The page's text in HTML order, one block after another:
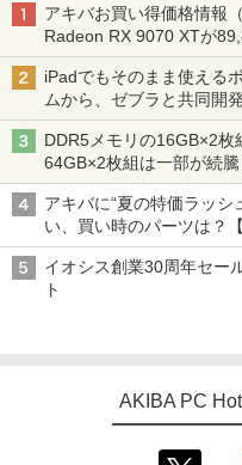
アキバお買い得価格情報
Radeon RX 9070 XTが
型モニターが9,801円、
iPadでもそのまま使える
ムから、ゼブラと共同開発
DDR5メモリの16GB×2
64GB×2枚組は一部が続
アキバに“夏の特価ラッシ
い、買い時のパーツは？
イオシス創業30周年セー
ト
AKIBA PC